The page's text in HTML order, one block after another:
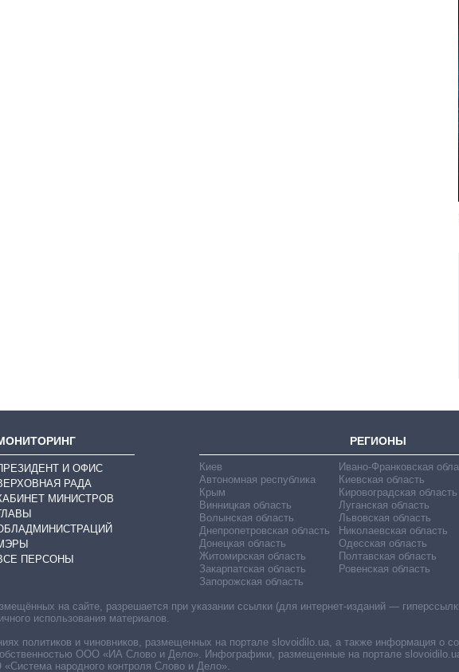
И ОФИС
РАДА
МИНИСТРОВ
ПЕРСОНЫ
РЕГИОНЫ
Киев
Автономная республика
Крым
Винницкая область
Волынская область
Днепропетровская область
Донецкая область
Житомирская область
Закарпатская область
Запорожская область
Ивано-Франковская
Киевская область
Кировоградская область
Луганская область
Львовская область
Николаевская область
Одесская область
Полтавская область
Ровенская область
на сайте, разрешается при указании ссылки (для интернет-изданий —
использования материалов.
политиков и чиновников, размещенных на портале slovoidilo.ua, а также информация о
ООО «ИА Слово и Дело». Инфографики, размещенные на портале
народного контроля Слово и Дело».